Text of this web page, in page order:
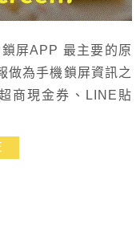
屏APP 最主要的原
做為手機鎖屏資訊之
商現金券、LINE貼
推薦好友、每次解鎖
安裝! ●Google Play